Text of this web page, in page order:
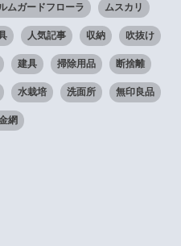
ムガードフローラ ムスカリ
人気記事 収納 吹抜け
建具 掃除用品 断捨離
水栽培 洗面所 無印良品
網